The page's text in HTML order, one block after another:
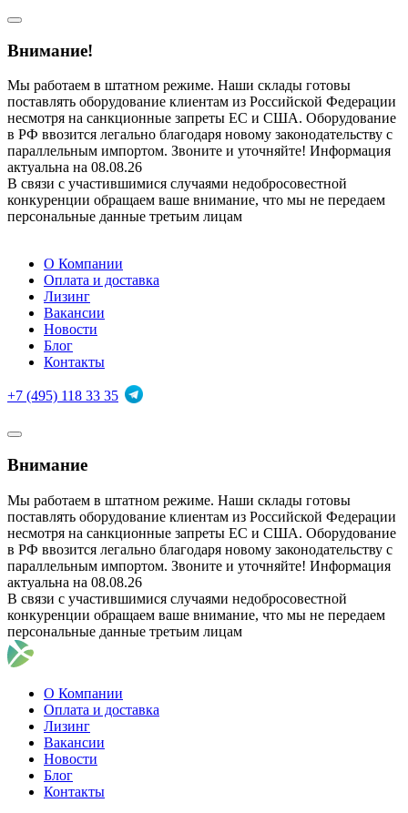
Внимание!
Мы работаем в штатном режиме. Наши склады готовы
поставлять оборудование клиентам из Российской Федерации
несмотря на санкционные запреты ЕС и США. Оборудование
в РФ ввозится легально благодаря новому законодательству с
параллельным импортом. Звоните и уточняйте! Информация
актуальна на 08.08.26
В связи с участившимися случаями недобросовестной
конкуренции обращаем ваше внимание, что мы не передаем
персональные данные третьим лицам
О Компании
Оплата и доставка
Лизинг
Вакансии
Новости
Блог
Контакты
+7 (495) 118 33 35
Внимание
Мы работаем в штатном режиме. Наши склады готовы
поставлять оборудование клиентам из Российской Федерации
несмотря на санкционные запреты ЕС и США. Оборудование
в РФ ввозится легально благодаря новому законодательству с
параллельным импортом. Звоните и уточняйте! Информация
актуальна на 08.08.26
В связи с участившимися случаями недобросовестной
конкуренции обращаем ваше внимание, что мы не передаем
персональные данные третьим лицам
О Компании
Оплата и доставка
Лизинг
Вакансии
Новости
Блог
Контакты